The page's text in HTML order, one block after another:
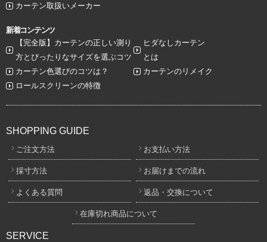
カーテン取扱いメーカー
新着コンテンツ
【完全版】カーテンの正しい測り
方とぴったりなサイズを選ぶコツ
ヒダなしカーテン
とは
カーテン色選びのコツは？
カーテンのリメイク
ロールスクリーンの特徴
SHOPPING GUIDE
ご注文方法 お支払い方法
採寸方法 お届けまでの流れ
よくある質問 返品・交換について
在庫切れ商品について
SERVICE